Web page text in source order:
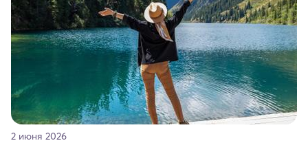
2 июня 2026